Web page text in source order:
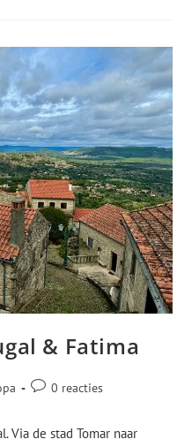
& Fatima
0 reacties
Via de stad Tomar naar